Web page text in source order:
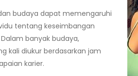
budaya dapat memengaruhi
tentang keseimbangan
banyak budaya,
kali diukur berdasarkan jam
karier.